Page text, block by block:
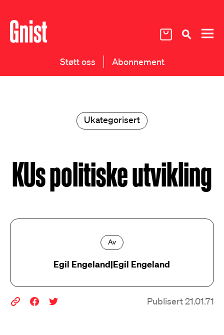
Støtt oss Abonnement
Ukategorisert
KUs politiske utvikling
Av
Egil Engeland|Egil Engeland
Publisert 21.01.71